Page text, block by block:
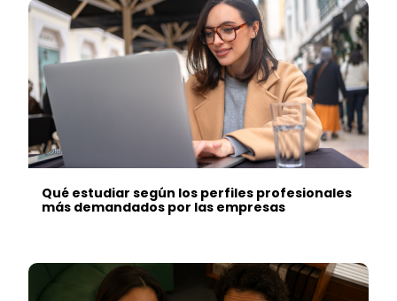
Qué estudiar según los perfiles profesionales
más demandados por las empresas